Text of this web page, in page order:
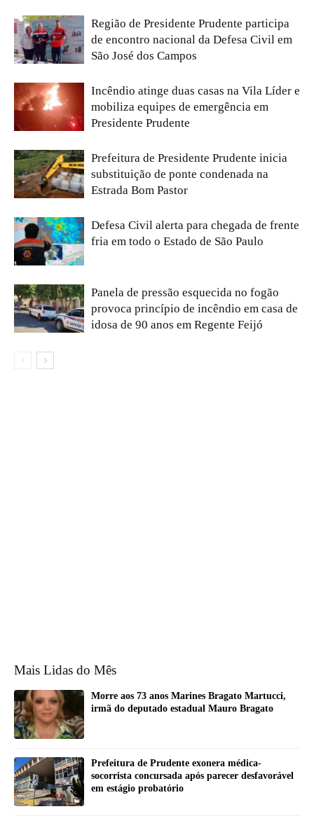
Região de Presidente Prudente participa
de encontro nacional da Defesa Civil em
São José dos Campos
Incêndio atinge duas casas na Vila Líder e
mobiliza equipes de emergência em
Presidente Prudente
Prefeitura de Presidente Prudente inicia
substituição de ponte condenada na
Estrada Bom Pastor
Defesa Civil alerta para chegada de frente
fria em todo o Estado de São Paulo
Panela de pressão esquecida no fogão
provoca princípio de incêndio em casa de
idosa de 90 anos em Regente Feijó
Mais Lidas do Mês
Morre aos 73 anos Marines Bragato Martucci,
irmã do deputado estadual Mauro Bragato
Prefeitura de Prudente exonera médica-
socorrista concursada após parecer desfavorável
em estágio probatório